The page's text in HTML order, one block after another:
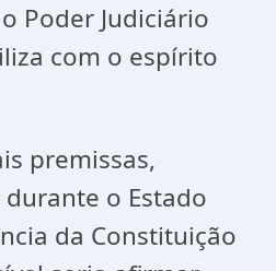
Poder Judiciário
com o espírito
premissas,
o Estado
da Constituição